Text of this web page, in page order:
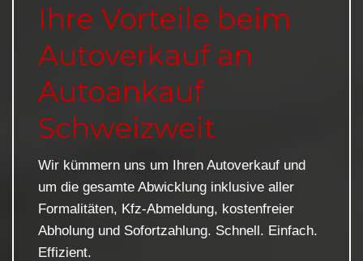
Ihre Vorteile beim
Autoverkauf an
Autoankauf
Schweizweit
Wir kümmern uns um Ihren Autoverkauf und
um die gesamte Abwicklung inklusive aller
Formalitäten, Kfz-Abmeldung, kostenfreier
Abholung und Sofortzahlung. Schnell. Einfach.
Effizient.